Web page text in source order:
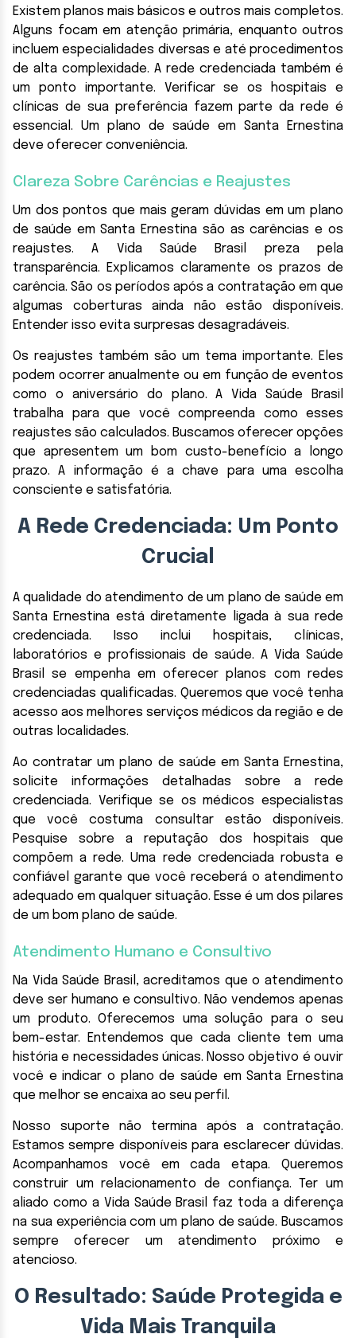
Existem planos mais básicos e outros mais completos.
Alguns focam em atenção primária, enquanto outros
incluem especialidades diversas e até procedimentos
de alta complexidade. A rede credenciada também é
um ponto importante. Verificar se os hospitais e
clínicas de sua preferência fazem parte da rede é
essencial. Um plano de saúde em Santa Ernestina
deve oferecer conveniência.
Clareza Sobre Carências e Reajustes
Um dos pontos que mais geram dúvidas em um plano
de saúde em Santa Ernestina são as carências e os
reajustes. A Vida Saúde Brasil preza pela
transparência. Explicamos claramente os prazos de
carência. São os períodos após a contratação em que
algumas coberturas ainda não estão disponíveis.
Entender isso evita surpresas desagradáveis.
Os reajustes também são um tema importante. Eles
podem ocorrer anualmente ou em função de eventos
como o aniversário do plano. A Vida Saúde Brasil
trabalha para que você compreenda como esses
reajustes são calculados. Buscamos oferecer opções
que apresentem um bom custo-benefício a longo
prazo. A informação é a chave para uma escolha
consciente e satisfatória.
A Rede Credenciada: Um Ponto
Crucial
A qualidade do atendimento de um plano de saúde em
Santa Ernestina está diretamente ligada à sua rede
credenciada. Isso inclui hospitais, clínicas,
laboratórios e profissionais de saúde. A Vida Saúde
Brasil se empenha em oferecer planos com redes
credenciadas qualificadas. Queremos que você tenha
acesso aos melhores serviços médicos da região e de
outras localidades.
Ao contratar um plano de saúde em Santa Ernestina,
solicite informações detalhadas sobre a rede
credenciada. Verifique se os médicos especialistas
que você costuma consultar estão disponíveis.
Pesquise sobre a reputação dos hospitais que
compõem a rede. Uma rede credenciada robusta e
confiável garante que você receberá o atendimento
adequado em qualquer situação. Esse é um dos pilares
de um bom plano de saúde.
Atendimento Humano e Consultivo
Na Vida Saúde Brasil, acreditamos que o atendimento
deve ser humano e consultivo. Não vendemos apenas
um produto. Oferecemos uma solução para o seu
bem-estar. Entendemos que cada cliente tem uma
história e necessidades únicas. Nosso objetivo é ouvir
você e indicar o plano de saúde em Santa Ernestina
que melhor se encaixa ao seu perfil.
Nosso suporte não termina após a contratação.
Estamos sempre disponíveis para esclarecer dúvidas.
Acompanhamos você em cada etapa. Queremos
construir um relacionamento de confiança. Ter um
aliado como a Vida Saúde Brasil faz toda a diferença
na sua experiência com um plano de saúde. Buscamos
sempre oferecer um atendimento próximo e
atencioso.
O Resultado: Saúde Protegida e
Vida Mais Tranquila